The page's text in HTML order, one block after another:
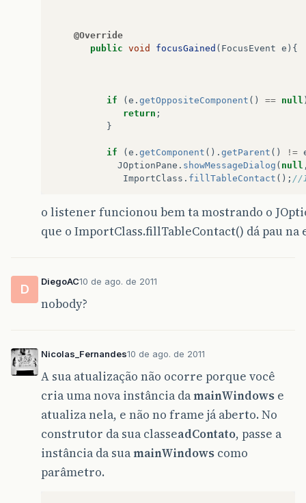
@Override
public void focusGained ( FocusEvent e ){
if ( e . getOppositeComponent () == null
return ;
}
if ( e . getComponent (). getParent () !=
JOptionPane . showMessageDialog ( null
ImportClass . fillTableContact (); //
}
}
o listener funcionou bem ta mostrando o
que o ImportClass.fillTableContact() dá pau na
D
DiegoAC10 de ago. de 2011
nobody?
Nicolas_Fernandes10 de ago. de 2011
A sua atualização não ocorre porque você
cria uma nova instância damainWindows e
atualiza nela, e não no frame já aberto. No
construtor da sua classeadContato, passe a
instância da suamainWindows como
parâmetro.